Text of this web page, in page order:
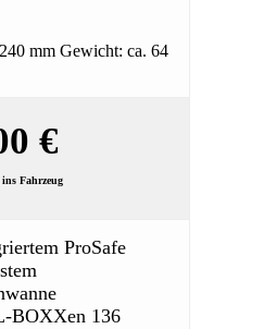
mm Gewicht: ca. 64
€
Fahrzeug
ProSafe
BOXXen 136